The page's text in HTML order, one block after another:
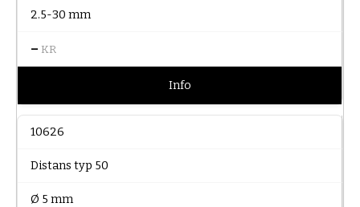
2.5-30 mm
– KR
Info
10626
Distans typ 50
Ø 5 mm